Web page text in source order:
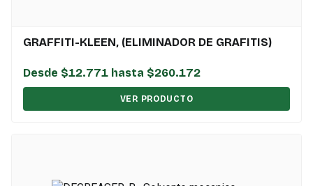
GRAFFITI-KLEEN, (ELIMINADOR DE GRAFITIS)
Desde $12.771 hasta $260.172
VER PRODUCTO